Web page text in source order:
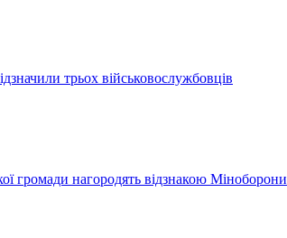
трьох військовослужбовців
громади нагородять відзнакою Міноборони